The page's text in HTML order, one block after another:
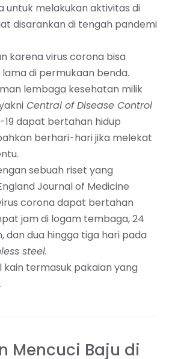
untuk melakukan aktivitas di
disarankan di tengah pandemi
karena virus corona bisa
di permukaan benda.
lembaga kesehatan milik
Central of Disease Control
19 dapat bertahan hidup
berhari-hari jika melekat
sebuah riset yang
Journal of Medicine
corona dapat bertahan
jam di logam tembaga, 24
dan dua hingga tiga hari pada
steel.
termasuk pakaian yang
Mencuci Baju di